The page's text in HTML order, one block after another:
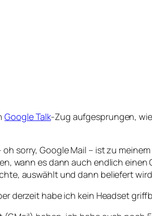
Google Talk-Zug aufgesprungen,
oh sorry, Google Mail – ist zu
wann es dann auch endlich
auswählt und dann beliefert
derzeit habe ich kein Headset